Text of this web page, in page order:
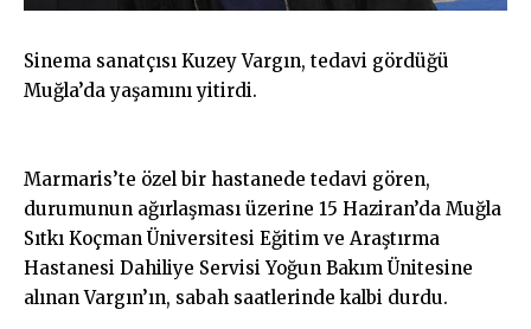
Sinema sanatçısı Kuzey Vargın, tedavi gördüğü
Muğla’da yaşamını yitirdi.
Marmaris’te özel bir hastanede tedavi gören,
durumunun ağırlaşması üzerine 15 Haziran’da Muğla
Sıtkı Koçman Üniversitesi Eğitim ve Araştırma
Hastanesi Dahiliye Servisi Yoğun Bakım Ünitesine
alınan Vargın’ın, sabah saatlerinde kalbi durdu.